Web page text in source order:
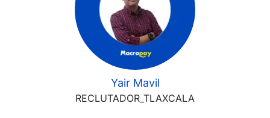
Yair Mavil
RECLUTADOR_TLAXCALA